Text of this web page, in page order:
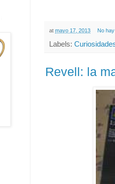
at mayo 17, 2013 No
Labels:
Revell: la